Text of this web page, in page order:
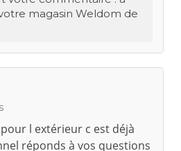
magasin Weldom de
l extérieur c est déjà
réponds à vos questions